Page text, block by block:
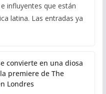
influyentes que están
latina. Las entradas ya
convierte en una diosa
premiere de The
Londres